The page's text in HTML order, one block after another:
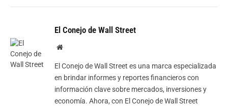
El Conejo de Wall Street
Website
El Conejo de Wall Street es una marca especializada
en brindar informes y reportes financieros con
información clave sobre mercados, inversiones y
economía. Ahora, con El Conejo de Wall Street